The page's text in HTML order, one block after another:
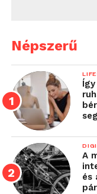
Népszerű
A
és